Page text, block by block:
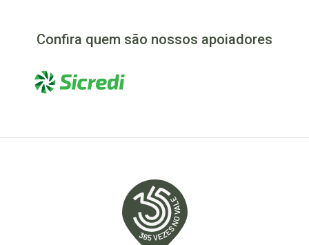
Confira quem são nossos apoiadores